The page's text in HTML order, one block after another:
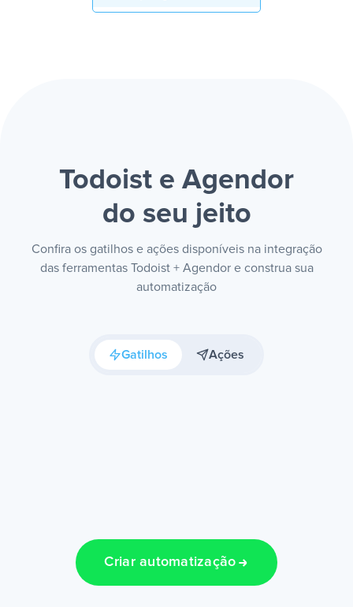
Todoist e Agendor
do seu jeito
Confira os gatilhos e ações disponíveis na integração
das ferramentas Todoist + Agendor e construa sua
automatização
Gatilhos Ações
Criar automatização